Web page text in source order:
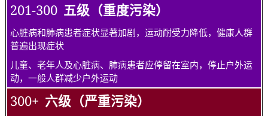
201-300 五级（重度污染）
心脏病和肺病患者症状显著加剧，运动耐受力降低，健康人群
普遍出现症状
儿童、老年人及心脏病、肺病患者应停留在室内，停止户外运
动，一般人群减少户外运动
300+ 六级（严重污染）